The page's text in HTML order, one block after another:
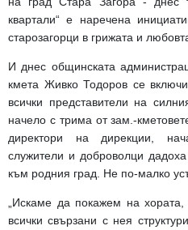
квартали“ е наречена
старозагорци в грижата и
И днес общинската
кмета Живко Тодоров се
всички представители на
начело с трима от зам.-
директори на дирекции,
служители и доброволци
към родния град. Не по-малко
„Искаме да покажем на
всички свързани с нея